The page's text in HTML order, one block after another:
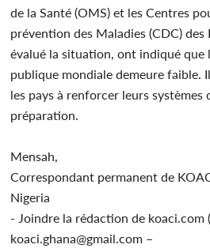
de la Santé (OMS) et les Centres
prévention des Maladies (CDC)
évalué la situation, ont indiqué que
publique mondiale demeure faible.
les pays à renforcer leurs systèmes
préparation.
Mensah,
Correspondant permanent de
Nigeria
- Joindre la rédaction de koaci.com
koaci.ghana@gmail.com –